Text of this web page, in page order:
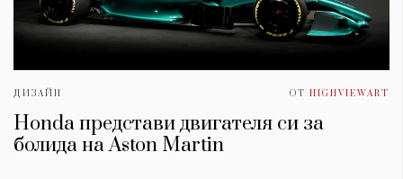
ДИЗАЙН ОТ HIGHVIEWART
Honda представи двигателя си за
болида на Aston Martin